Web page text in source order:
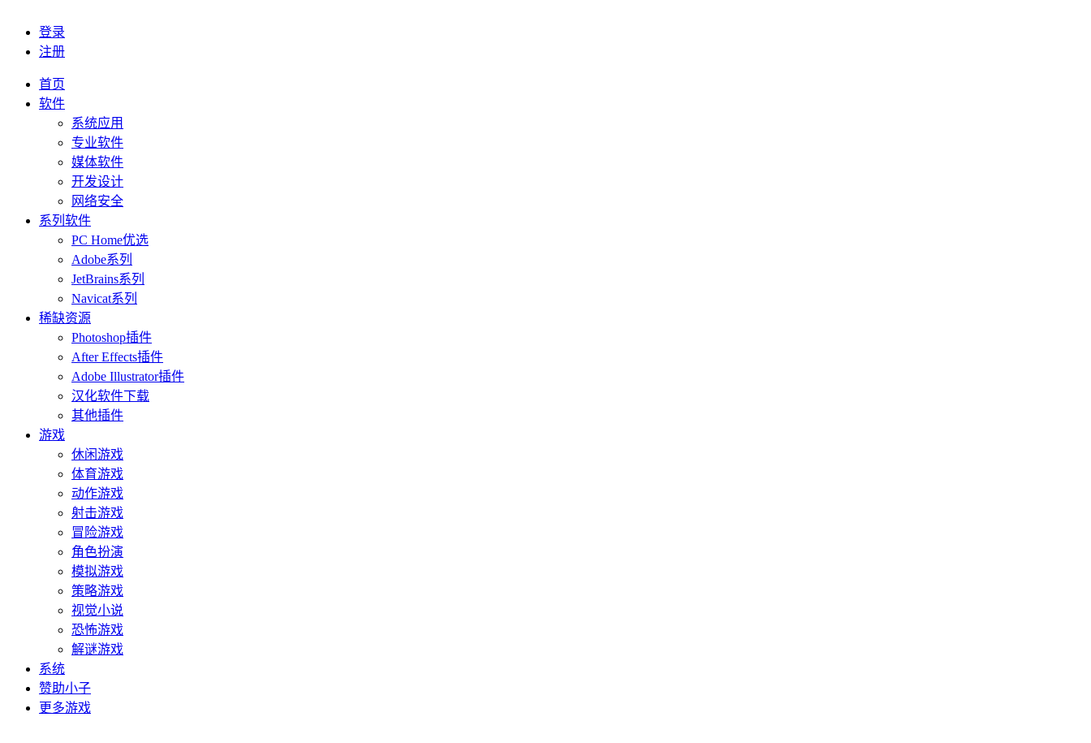
登录
注册
首页
软件
系统应用
专业软件
媒体软件
开发设计
网络安全
系列软件
PC Home优选
Adobe系列
JetBrains系列
Navicat系列
稀缺资源
Photoshop插件
After Effects插件
Adobe Illustrator插件
汉化软件下载
其他插件
游戏
休闲游戏
体育游戏
动作游戏
射击游戏
冒险游戏
角色扮演
模拟游戏
策略游戏
视觉小说
恐怖游戏
解谜游戏
系统
赞助小子
更多游戏